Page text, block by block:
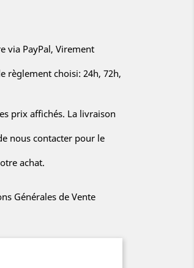
via PayPal, Virement
règlement choisi: 24h, 72h,
prix affichés. La livraison
nous contacter pour le
achat.
Générales de Vente